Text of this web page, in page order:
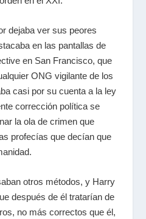
dejaba ver sus peores
en las pantallas de
en San Francisco, que
ONG vigilante de los
casi por su cuenta a la ley
corrección política se
la ola de crimen que
profecías que decían que
otros métodos, y Harry
después de él tratarían de
no más correctos que él,